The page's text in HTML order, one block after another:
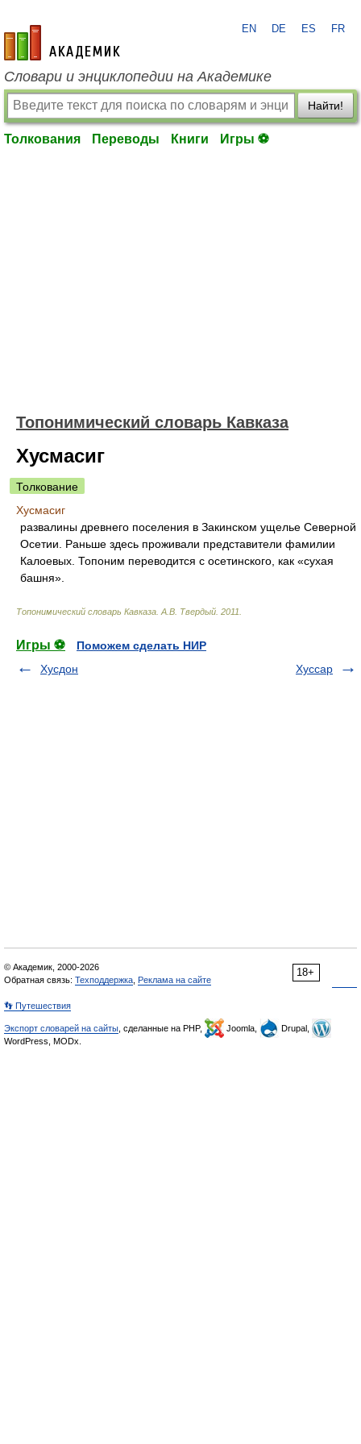
academic.ru
EN DE ES FR
Словари и энциклопедии на Академике
Найти!
Толкования Переводы Книги Игры ⚽
Топонимический словарь Кавказа
Хусмасиг
Толкование
Хусмасиг
развалины древнего поселения в Закинском ущелье Северной
Осетии. Раньше здесь проживали представители фамилии
Калоевых. Топоним переводится с осетинского, как «сухая
башня».
Топонимический словарь Кавказа А.В. Твердый 2011
Игры ⚽
Поможем сделать НИР
Хусдон
Хуссар
18+
© Академик, 2000-2026
Обратная связь: Техподдержка Реклама на сайте
👣 Путешествия
Экспорт словарей на сайты , сделанные на PHP, Joomla,
Drupal,
WordPress, MODx.